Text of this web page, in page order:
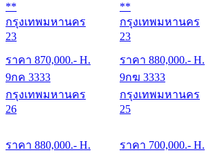
**
กรุงเทพมหานคร
23
ราคา 870,000.- H.
**
กรุงเทพมหานคร
23
ราคา 880,000.- H.
9กค 3333
กรุงเทพมหานคร
26
ราคา 880,000.- H.
9กฆ 3333
กรุงเทพมหานคร
25
ราคา 700,000.- H.